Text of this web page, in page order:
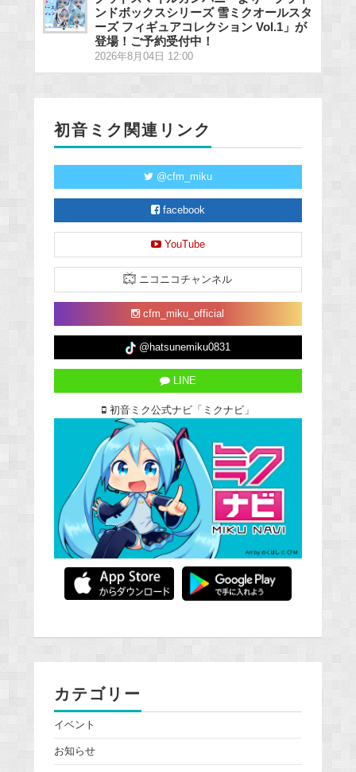
ンドボックスシリーズ 雪ミクオールスタ
ーズ フィギュアコレクション Vol.1」が
登場！ご予約受付中！
2026年8月04日 12:00
初音ミク関連リンク
@cfm_miku
facebook
YouTube
ニコニコチャンネル
cfm_miku_official
@hatsunemiku0831
LINE
初音ミク公式ナビ「ミクナビ」
カテゴリー
イベント
お知らせ